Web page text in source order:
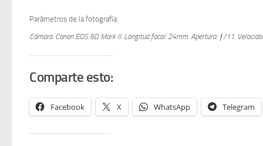
Parámetros de la fotografía:
Cámara: Canon EOS 6D Mark II. Longitud focal: 24mm. Apertura: ƒ/11.
Comparte esto:
Facebook X WhatsApp Telegram